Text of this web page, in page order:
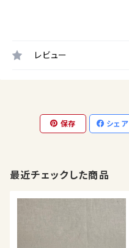
レビュー
保存 シェア
最近チェックした商品